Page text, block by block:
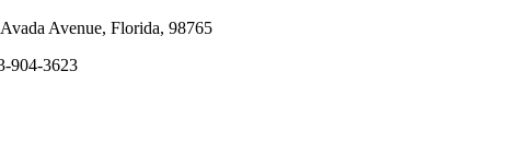
Avenue, Florida, 98765
904-3623